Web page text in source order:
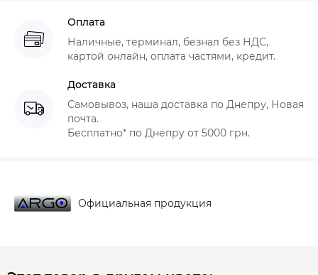
Оплата
Наличные, терминал, безнал без НДС,
картой онлайн, оплата частями, кредит.
Доставка
Самовывоз, наша доставка по Днепру, Новая
почта.
Бесплатно* по Днепру от 5000 грн.
Официальная продукция